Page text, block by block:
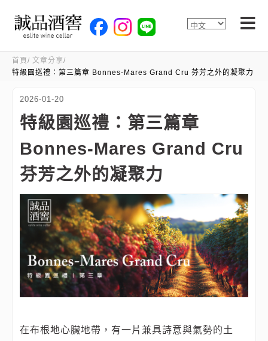
首頁
文章分享
特級園巡禮：第三篇章 Bonnes‑Mares Grand Cru 芬芳之外的凝聚力
2026-01-20
特級園巡禮：第三篇章
Bonnes‑Mares Grand Cru
芬芳之外的凝聚力
在布根地心臟地帶，有一片兼具詩意與氣勢的土